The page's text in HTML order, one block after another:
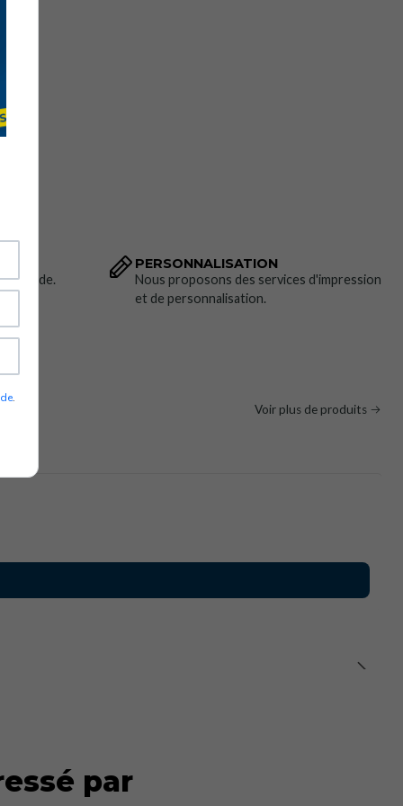
PERSONNALISATION
Nous proposons des services d'impression
et de personnalisation.
Voir plus de produits
par
.